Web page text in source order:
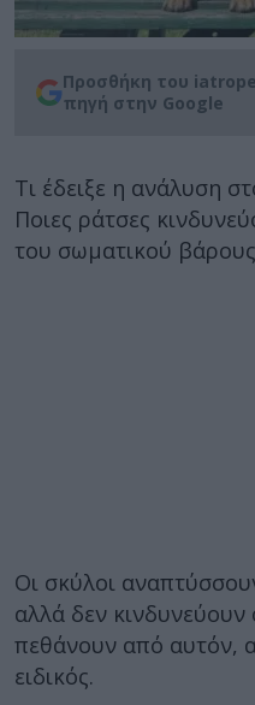
Προσθήκη του
πηγή στην Google
Τι έδειξε η ανάλυση
Ποιες ράτσες
του σωματικού
Οι σκύλοι
αλλά δεν κινδυνεύουν
πεθάνουν από αυτόν,
ειδικός.